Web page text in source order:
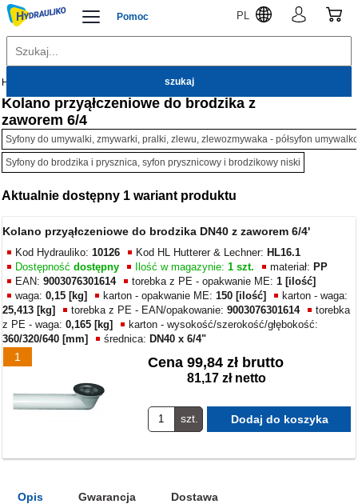
Pomoc PL
Hydrauliko Kanalizacja wewnętrzna Syfony
Kolano przyąłczeniowe do brodzika z
zaworem 6/4
Syfony do umywalki, zmywarki, pralki, zlewu, zlewozmywaka - półsyfon
Syfony do brodzika i prysznica, syfon prysznicowy i brodzikowy niski
Aktualnie dostępny 1 wariant produktu
1
Kolano przyąłczeniowe do brodzika DN40 z zaworem 6/4'
Kod Hydrauliko:10126 Kod HL Hutterer & Lechner: HL16.1
Dostępnośćdostępny Ilość w magazynie:1 szt. materiał: PP
EAN:9003076301614 torebka z PE - opakwanie ME:1 [ilość]
waga:0,15 [kg] karton - opakwanie ME:150 [ilość]
karton - waga:
25,413 [kg]
torebka z PE - EAN/opakowanie:9003076301614
torebka
z PE - waga:0,165 [kg]
karton - wysokość/szerokość/głębokość:
360/320/640 [mm]
średnica: DN40 x 6/4"
Cena 99,84 zł brutto
81,17 zł netto
szt.
Opis Gwarancja Dostawa